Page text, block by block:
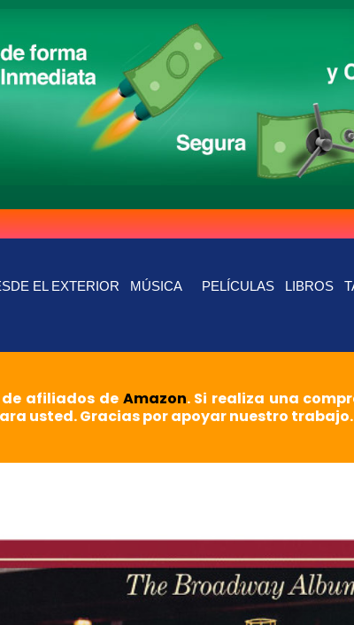
EL EXTERIOR MÚSICA PELÍCULAS LIBROS
afiliados de Amazon. Si realiza una
usted. Gracias por apoyar nuestro trabajo.